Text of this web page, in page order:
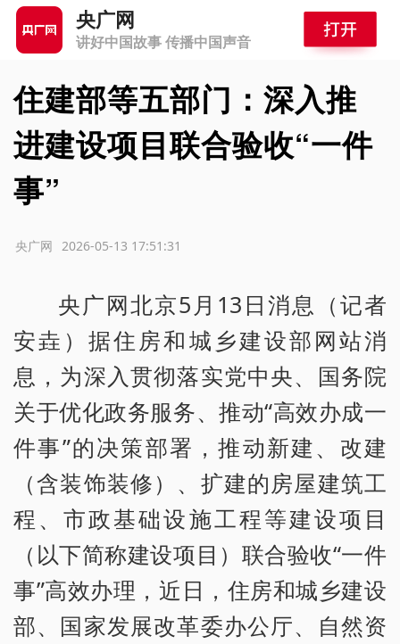
央广网
讲好中国故事 传播中国声音
住建部等五部门：深入推
进建设项目联合验收“一件
事”
2026-05-13 17:51:31
央广网
央广网北京5月13日消息（记者
安垚）据住房和城乡建设部网站消
息，为深入贯彻落实党中央、国务院
关于优化政务服务、推动“高效办成一
件事”的决策部署，推动新建、改建
（含装饰装修）、扩建的房屋建筑工
程、市政基础设施工程等建设项目
（以下简称建设项目）联合验收“一件
事”高效办理，近日，住房和城乡建设
部、国家发展改革委办公厅、自然资